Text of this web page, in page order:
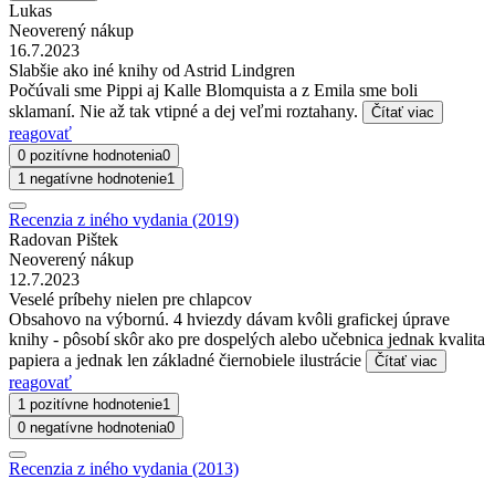
Lukas
Neoverený nákup
16.7.2023
Slabšie ako iné knihy od Astrid Lindgren
Počúvali sme Pippi aj Kalle Blomquista a z Emila sme boli
sklamaní. Nie až tak vtipné a dej veľmi roztahany.
Čítať viac
reagovať
0 pozitívne hodnotenia0
1 negatívne hodnotenie1
Recenzia z iného vydania (2019)
Radovan Pištek
Neoverený nákup
12.7.2023
Veselé príbehy nielen pre chlapcov
Obsahovo na výbornú. 4 hviezdy dávam kvôli grafickej úprave
knihy - pôsobí skôr ako pre dospelých alebo učebnica jednak kvalita
papiera a jednak len základné čiernobiele ilustrácie
Čítať viac
reagovať
1 pozitívne hodnotenie1
0 negatívne hodnotenia0
Recenzia z iného vydania (2013)